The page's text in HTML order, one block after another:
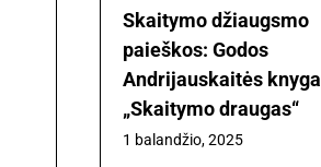
Skaitymo džiaugsmo
paieškos: Godos
Andrijauskaitės knyga
„Skaitymo draugas“
1 balandžio, 2025